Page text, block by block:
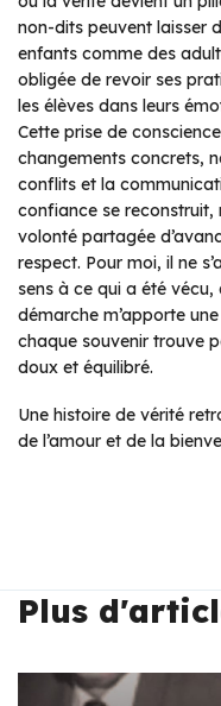
non-dits peuvent laisser
enfants comme des
obligée de revoir ses
les élèves dans leurs
Cette prise de
changements concrets,
conflits et la
confiance se
volonté partagée
respect. Pour moi, il ne
sens à ce qui a été
démarche m’apporte
chaque souvenir trouve
doux et équilibré.
Une histoire de vérité
de l’amour et de la
Plus